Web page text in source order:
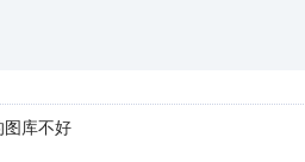
图库不好